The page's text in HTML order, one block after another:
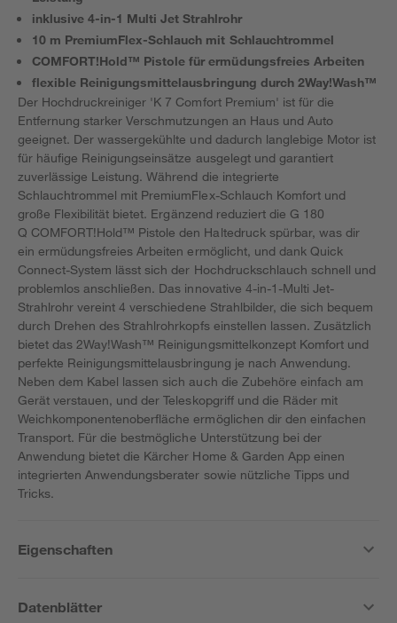
inklusive 4-in-1 Multi Jet Strahlrohr
10 m PremiumFlex-Schlauch mit Schlauchtrommel
COMFORT!Hold™ Pistole für ermüdungsfreies Arbeiten
flexible Reinigungsmittelausbringung durch 2Way!Wash™
Der Hochdruckreiniger 'K 7 Comfort Premium' ist für die
Entfernung starker Verschmutzungen an Haus und Auto
geeignet. Der wassergekühlte und dadurch langlebige Motor ist
für häufige Reinigungseinsätze ausgelegt und garantiert
zuverlässige Leistung. Während die integrierte
Schlauchtrommel mit PremiumFlex-Schlauch Komfort und
große Flexibilität bietet. Ergänzend reduziert die G 180
Q COMFORT!Hold™ Pistole den Haltedruck spürbar, was dir
ein ermüdungsfreies Arbeiten ermöglicht, und dank Quick
Connect-System lässt sich der Hochdruckschlauch schnell und
problemlos anschließen. Das innovative 4-in-1-Multi Jet-
Strahlrohr vereint 4 verschiedene Strahlbilder, die sich bequem
durch Drehen des Strahlrohrkopfs einstellen lassen. Zusätzlich
bietet das 2Way!Wash™ Reinigungsmittelkonzept Komfort und
perfekte Reinigungsmittelausbringung je nach Anwendung.
Neben dem Kabel lassen sich auch die Zubehöre einfach am
Gerät verstauen, und der Teleskopgriff und die Räder mit
Weichkomponentenoberfläche ermöglichen dir den einfachen
Transport. Für die bestmögliche Unterstützung bei der
Anwendung bietet die Kärcher Home & Garden App einen
integrierten Anwendungsberater sowie nützliche Tipps und
Tricks.
Eigenschaften
Datenblätter